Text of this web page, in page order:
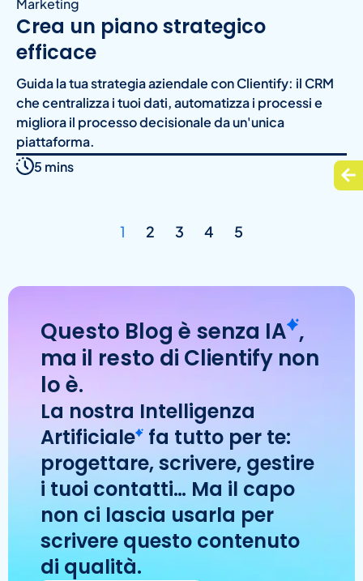
Marketing
Crea un piano strategico
efficace
Guida la tua strategia aziendale con Clientify: il CRM
che centralizza i tuoi dati, automatizza i processi e
migliora il processo decisionale da un'unica
piattaforma.
5 mins
1 2 3 4 5
Questo Blog è senza IA ,
ma il resto di Clientify non
lo è.
La nostra Intelligenza
Artificiale fa tutto per te:
progettare, scrivere, gestire
i tuoi contatti… Ma il capo
non ci lascia usarla per
scrivere questo contenuto
di qualità.